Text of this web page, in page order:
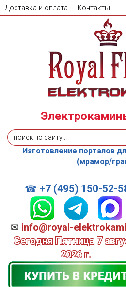
Доставка и оплата Контакты
☎ +7 (495) 150-52-
✉ info@royal-
Сегодня Пятница 7
2026 г.
Изготовление порталов
(мрамор/